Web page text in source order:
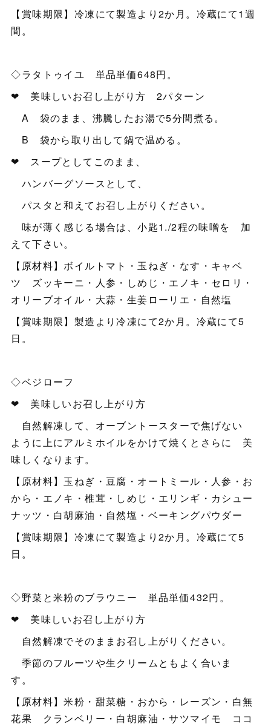
【賞味期限】冷凍にて製造より2か月。冷蔵にて1週
間。
◇ラタトゥイユ 単品単価648円。
❤ 美味しいお召し上がり方 2パターン
A 袋のまま、沸騰したお湯で5分間煮る。
B 袋から取り出して鍋で温める。
❤ スープとしてこのまま、
ハンバーグソースとして、
パスタと和えてお召し上がりください。
味が薄く感じる場合は、小匙1./2程の味噌を 加
えて下さい。
【原材料】ボイルトマト・玉ねぎ・なす・キャベ
ツ ズッキーニ・人参・しめじ・エノキ・セロリ・
オリーブオイル・大蒜・生姜ローリエ・自然塩
【賞味期限】製造より冷凍にて2か月。冷蔵にて5
日。
◇ベジローフ
❤ 美味しいお召し上がり方
自然解凍して、オーブントースターで焦げない
ように上にアルミホイルをかけて焼くとさらに 美
味しくなります。
【原材料】玉ねぎ・豆腐・オートミール・人参・お
から・エノキ・椎茸・しめじ・エリンギ・カシュー
ナッツ・白胡麻油・自然塩・ベーキングパウダー
【賞味期限】冷凍にて製造より2か月。冷蔵にて5
日。
◇野菜と米粉のブラウニー 単品単価432円。
❤ 美味しいお召し上がり方
自然解凍でそのままお召し上がりください。
季節のフルーツや生クリームともよく合いま
す。
【原材料】米粉・甜菜糖・おから・レーズン・白無
花果 クランベリー・白胡麻油・サツマイモ ココ